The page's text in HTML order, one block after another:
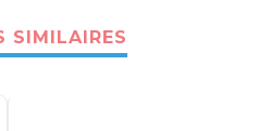
SIMILAIRES